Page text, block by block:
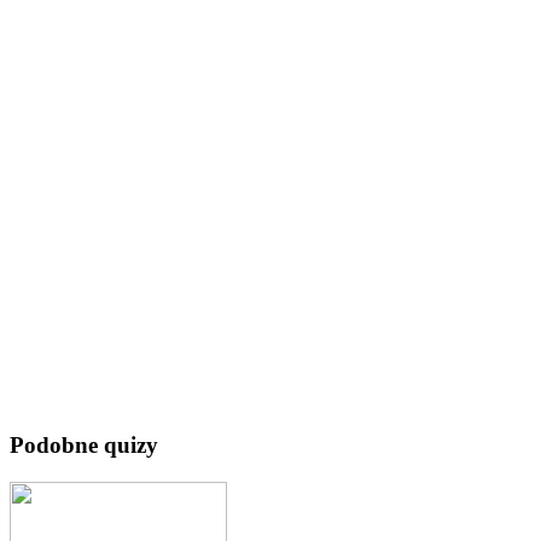
Podobne quizy